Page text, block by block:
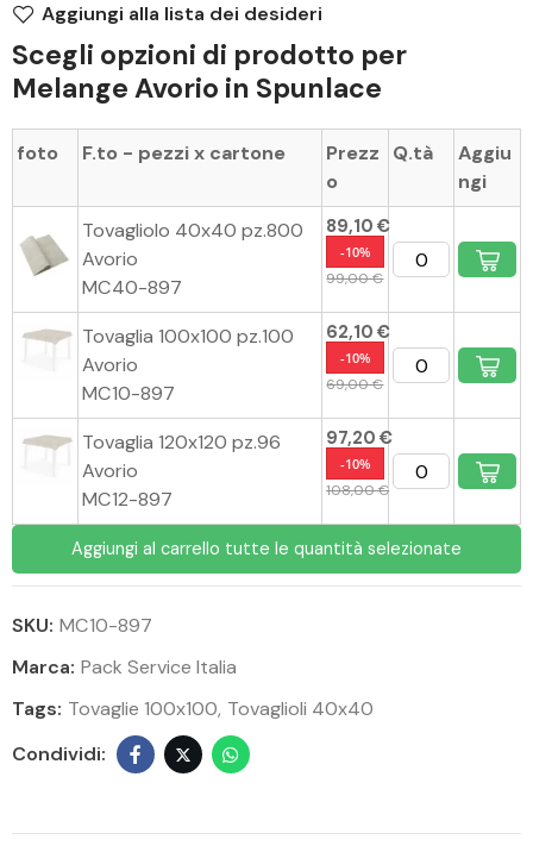
Aggiungi alla lista dei desideri
Scegli opzioni di prodotto per
Melange Avorio in Spunlace
foto F.to - pezzi x cartone
Prezz
o
Q.tà
Aggiu
ngi
Tovagliolo 40x40 pz.800
Avorio
MC40-897
89,10 €
-10%
99,00 €
Tovaglia 100x100 pz.100
Avorio
MC10-897
62,10 €
-10%
69,00 €
Tovaglia 120x120 pz.96
Avorio
MC12-897
97,20 €
-10%
108,00 €
Aggiungi al carrello tutte le quantità selezionate
SKU: MC10-897
Marca: Pack Service Italia
Tags: Tovaglie 100x100 Tovaglioli 40x40